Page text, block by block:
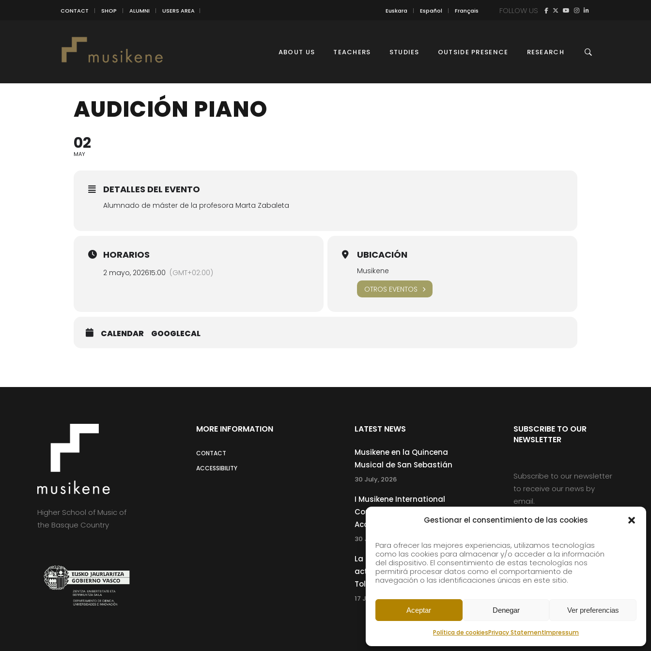
Gestionar el consentimiento de las cookies
Para ofrecer las mejores experiencias, utilizamos tecnologías
como las cookies para almacenar y/o acceder a la información
del dispositivo. El consentimiento de estas tecnologías nos
permitirá procesar datos como el comportamiento de
navegación o las identificaciones únicas en este sitio.
Aceptar Denegar Ver preferencias
Política de cookiesPrivacy StatementImpressum
CONTACT SHOP ALUMNI USERS AREA Euskara Español Français FOLLOW US
ABOUT US TEACHERS STUDIES OUTSIDE PRESENCE RESEARCH
AUDICIÓN PIANO
02
MAY
DETALLES DEL EVENTO
Alumnado de máster de la profesora Marta Zabaleta
HORARIOS
2 mayo, 202615:00 (GMT+02:00)
UBICACIÓN
Musikene
OTROS EVENTOS
CALENDAR GOOGLECAL
Higher School of Music of
the Basque Country
MORE INFORMATION
CONTACT
ACCESSIBILITY
LATEST NEWS
Musikene en la Quincena
Musical de San Sebastián
30 July, 2026
I Musikene International
Competition for Young
Accordionists
30 July, 2026
La Musikene Big Band
actuará junto a Charles
Tolliver en el 61 Jazzaldia
17 July, 2026
SUBSCRIBE TO OUR
NEWSLETTER
Subscribe to our newsletter
to receive our news by
email.